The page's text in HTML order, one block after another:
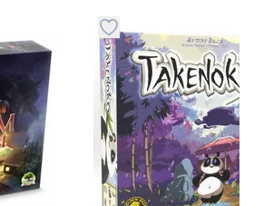
stvari u kategoriju omiljeno
Dugme za dodavanje